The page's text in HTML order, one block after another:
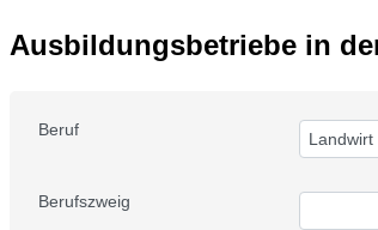
Ausbildungsbetriebe in
Beruf Landwirt
Berufszweig